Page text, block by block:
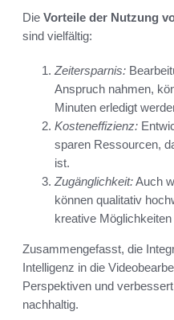
Die Vorteile der Nutzung
sind vielfältig:
Zeitersparnis:
Anspruch nahmen,
Minuten erledigt
Kosteneffizienz:
sparen Ressourcen,
ist.
Zugänglichkeit:Auch
können qualitativ
kreative Möglichkeiten
Zusammengefasst, die
Intelligenz in die
Perspektiven und
nachhaltig.